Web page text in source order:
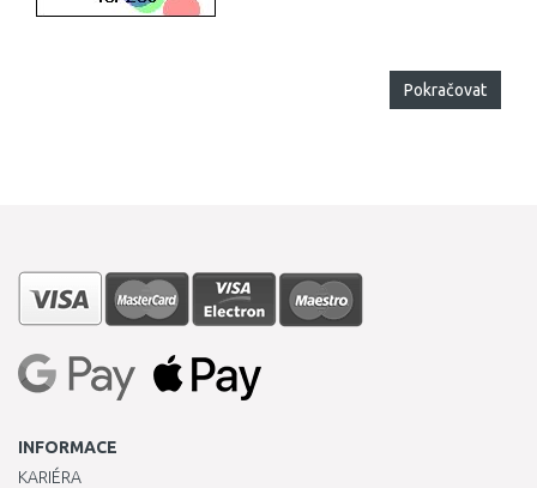
Pokračovat
INFORMACE
KARIÉRA